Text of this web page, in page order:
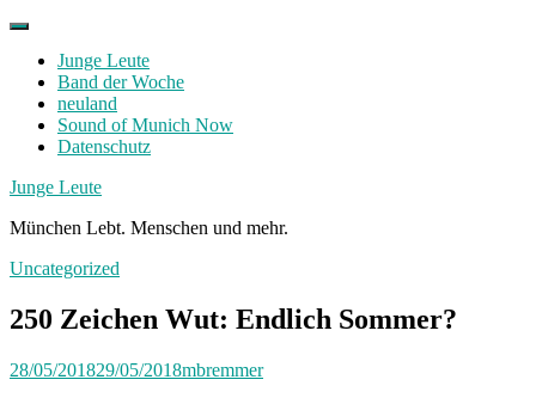
Skip
contentJunge Leute
Band der Woche
neuland
Sound of Munich Now
Datenschutz
Facebook
Twitter
Instagram
Junge Leute
München Lebt. Menschen und mehr.
Uncategorized
250 Zeichen Wut: Endlich Sommer?
28/05/201829/05/2018mbremmer